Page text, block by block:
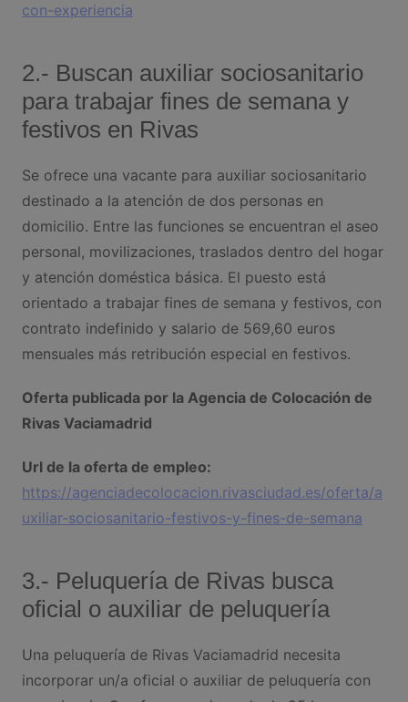
con-experiencia
2.- Buscan auxiliar sociosanitario
para trabajar fines de semana y
festivos en Rivas
Se ofrece una vacante para auxiliar sociosanitario
destinado a la atención de dos personas en
domicilio. Entre las funciones se encuentran el aseo
personal, movilizaciones, traslados dentro del hogar
y atención doméstica básica. El puesto está
orientado a trabajar fines de semana y festivos, con
contrato indefinido y salario de 569,60 euros
mensuales más retribución especial en festivos.
Oferta publicada por la Agencia de Colocación de
Rivas Vaciamadrid
Url de la oferta de empleo:
https://agenciadecolocacion.rivasciudad.es/oferta/a
uxiliar-sociosanitario-festivos-y-fines-de-semana
3.- Peluquería de Rivas busca
oficial o auxiliar de peluquería
Una peluquería de Rivas Vaciamadrid necesita
incorporar un/a oficial o auxiliar de peluquería con